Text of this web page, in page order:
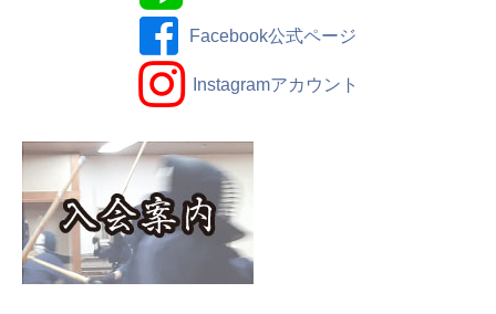
Facebook公式ページ
Instagramアカウント